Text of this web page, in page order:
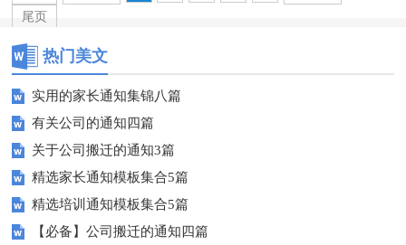
尾页
热门美文
实用的家长通知集锦八篇
有关公司的通知四篇
关于公司搬迁的通知3篇
精选家长通知模板集合5篇
精选培训通知模板集合5篇
【必备】公司搬迁的通知四篇